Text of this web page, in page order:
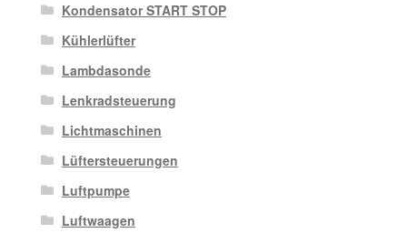
Kondensator START STOP
Kühlerlüfter
Lambdasonde
Lenkradsteuerung
Lichtmaschinen
Lüftersteuerungen
Luftpumpe
Luftwaagen